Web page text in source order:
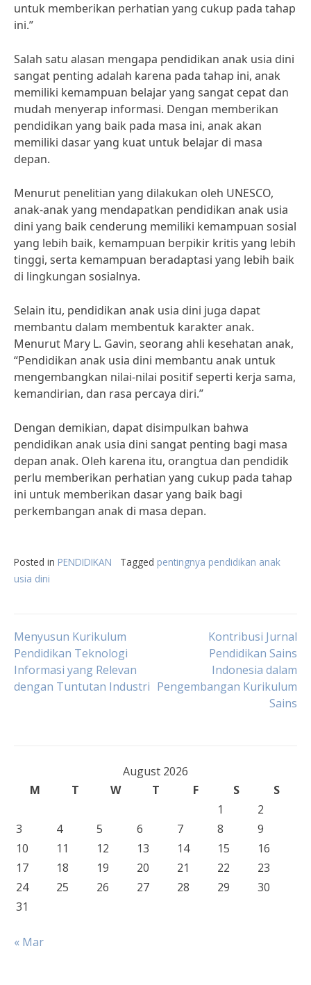
untuk memberikan perhatian yang cukup pada tahap
ini.”
Salah satu alasan mengapa pendidikan anak usia dini
sangat penting adalah karena pada tahap ini, anak
memiliki kemampuan belajar yang sangat cepat dan
mudah menyerap informasi. Dengan memberikan
pendidikan yang baik pada masa ini, anak akan
memiliki dasar yang kuat untuk belajar di masa
depan.
Menurut penelitian yang dilakukan oleh UNESCO,
anak-anak yang mendapatkan pendidikan anak usia
dini yang baik cenderung memiliki kemampuan sosial
yang lebih baik, kemampuan berpikir kritis yang lebih
tinggi, serta kemampuan beradaptasi yang lebih baik
di lingkungan sosialnya.
Selain itu, pendidikan anak usia dini juga dapat
membantu dalam membentuk karakter anak.
Menurut Mary L. Gavin, seorang ahli kesehatan anak,
“Pendidikan anak usia dini membantu anak untuk
mengembangkan nilai-nilai positif seperti kerja sama,
kemandirian, dan rasa percaya diri.”
Dengan demikian, dapat disimpulkan bahwa
pendidikan anak usia dini sangat penting bagi masa
depan anak. Oleh karena itu, orangtua dan pendidik
perlu memberikan perhatian yang cukup pada tahap
ini untuk memberikan dasar yang baik bagi
perkembangan anak di masa depan.
Posted in PENDIDIKAN Tagged pentingnya pendidikan anak
usia dini
Post
navigation
Menyusun Kurikulum
Pendidikan Teknologi
Informasi yang Relevan
dengan Tuntutan Industri
Kontribusi Jurnal
Pendidikan Sains
Indonesia dalam
Pengembangan Kurikulum
Sains
August 2026
M
T W T F S
S
1
2
3
4 5 6 7 8
9
10
11 12 13 14 15
16
17
18 19 20 21 22
23
24
25 26 27 28 29
30
31
« Mar